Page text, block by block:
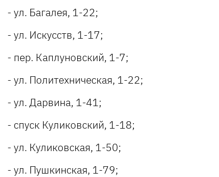
- ул. Багалея, 1-22;
- ул. Искусств, 1-17;
- пер. Каплуновский, 1-7;
- ул. Политехническая, 1-22;
- ул. Дарвина, 1-41;
- спуск Куликовский, 1-18;
- ул. Куликовская, 1-50;
- ул. Пушкинская, 1-79;